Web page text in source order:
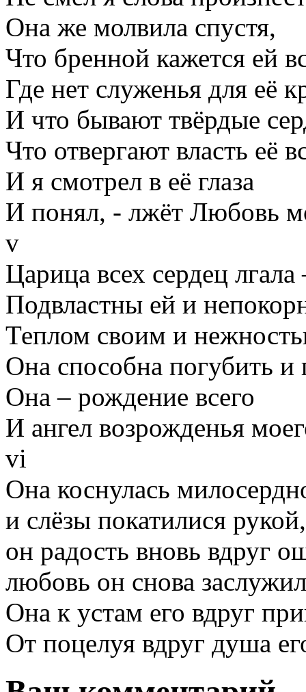
Она же молвила спустя,
Что бренной кажется ей
Где нет служенья для её
И что бывают твёрдые
Что отвергают власть её
И я смотрел в её глаза
И понял, - лжёт Любовь
v
Царица всех сердец лгала
Подвластны ей и
Теплом своим и
Она способна погубить и
Она – рождение всего
И ангел возрожденья
vi
Она коснулась
и слёзы покатилися рукой,
он радость вновь вдруг
любовь он снова
Она к устам его вдруг
От поцелуя вдруг душа